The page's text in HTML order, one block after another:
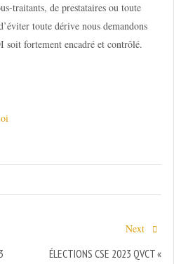
traitants, de prestataires ou toute
toute dérive nous demandons
soit fortement encadré et contrôlé.
Next
ÉLECTIONS CSE 2023 QVCT «